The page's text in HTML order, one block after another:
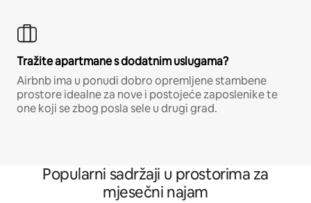
Tražite apartmane s dodatnim uslugama?
Airbnb ima u ponudi dobro opremljene stambene
prostore idealne za nove i postojeće zaposlenike te
one koji se zbog posla sele u drugi grad.
Popularni sadržaji u prostorima za
mjesečni najam